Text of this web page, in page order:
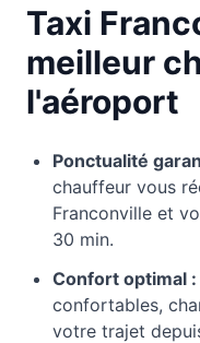
Taxi
meilleur
l'aéroport
Ponctualité
chauffeur vous
Franconville et
30 min.
Confort optimal :
confortables,
votre trajet